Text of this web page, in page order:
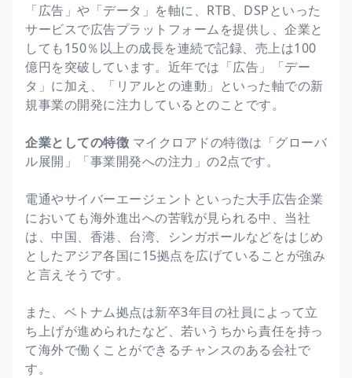
「広告」や「データ」を軸に、RTB、DSPといった
サービスで広告プラットフォームを提供し、企業と
しても150％以上の成長を連続で記録、売上は100
億円を突破しています。近年では「広告」「デー
タ」に加え、「リアルとの連動」といった軸での新
規事業の開発に注力しているとのことです。
企業としての特徴 マイクロアドの特徴は「グローバ
ル展開」「事業開発への注力」の2点です。
電通やサイバーエージェントといった大手広告企業
においても海外進出への苦戦が見られる中、当社
は、中国、香港、台湾、シンガポールなどをはじめ
としたアジア各国に15拠点を広げていることが強み
と言えそうです。
また、ベトナム拠点は新卒3年目の社員によって立
ち上げが進められたなど、若いうちから責任を持っ
て海外で働くことができるチャンスのある会社で
す。